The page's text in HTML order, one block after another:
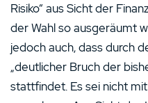
Risiko“ aus Sicht der
der Wahl so ausgeräumt
jedoch auch, dass durch
„deutlicher Bruch der
stattfindet. Es sei nicht